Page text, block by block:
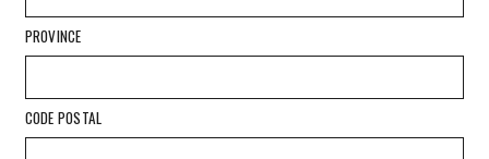
PROVINCE
CODE POSTAL